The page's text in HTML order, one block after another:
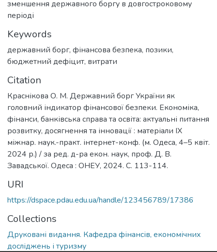
зменшення державного боргу в довгостроковому
періоді
Keywords
державний борг, фінансова безпека, позики,
бюджетний дефіцит, витрати
Citation
Краснікова О. М. Державний борг України як
головний індикатор фінансової безпеки. Економіка,
фінанси, банківська справа та освіта: актуальні питання
розвитку, досягнення та інновації : матеріали IX
міжнар. наук.-практ. інтернет-конф. (м. Одеса, 4–5 квіт.
2024 р.) / за ред. д-ра екон. наук, проф. Д. В.
Завадської. Одеса : ОНЕУ, 2024. С. 113-114.
URI
https://dspace.pdau.edu.ua/handle/123456789/17386
Collections
Друковані видання. Кафедра фінансів, економічних
досліджень і туризму